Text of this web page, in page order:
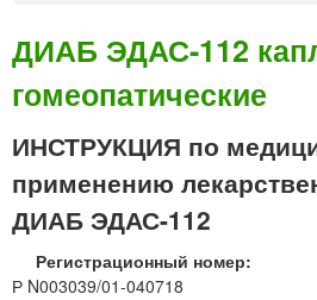
г
И
А
Б
Е
Т
О
Н
®
М
В
т
ДИАБ ЭДАС-112
гомеопатические
ИНСТРУКЦИЯ по
применению
ДИАБ ЭДАС-112
Регистрационный номер:
Р N003039/01-040718